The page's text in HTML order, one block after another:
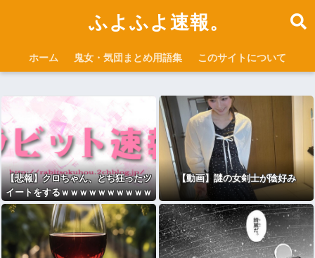
ふよふよ速報。
ホーム 鬼女・気団まとめ用語集 このサイトについて
【悲報】クロちゃん、とち狂ったツ
イートをするｗｗｗｗｗｗｗｗｗｗ
ｗ
【動画】謎の女剣士が陰好み